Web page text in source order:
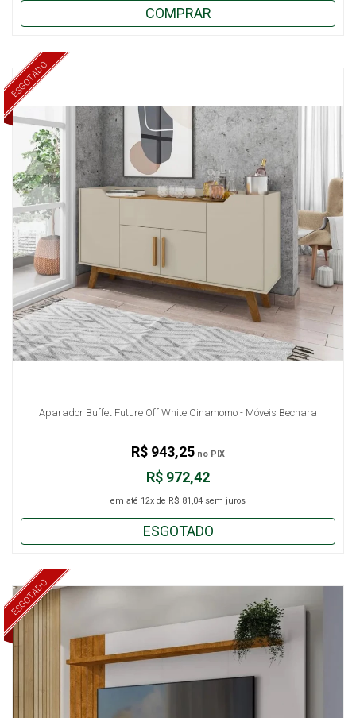
COMPRAR
ESGOTADO
Aparador Buffet Future Off White Cinamomo - Móveis Bechara
R$ 972,42
em até 12x de R$ 81,04 sem juros
R$ 943,25 no PIX
ESGOTADO
ESGOTADO